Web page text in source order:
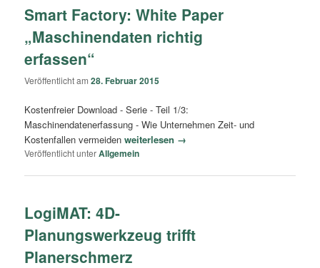
Smart Factory: White Paper
„Maschinendaten richtig
erfassen“
Veröffentlicht am28. Februar 2015
Kostenfreier Download - Serie - Teil 1/3:
Maschinendatenerfassung - Wie Unternehmen Zeit- und
Kostenfallen vermeidenweiterlesen →
Veröffentlicht unterAllgemein
LogiMAT: 4D-
Planungswerkzeug trifft
Planerschmerz